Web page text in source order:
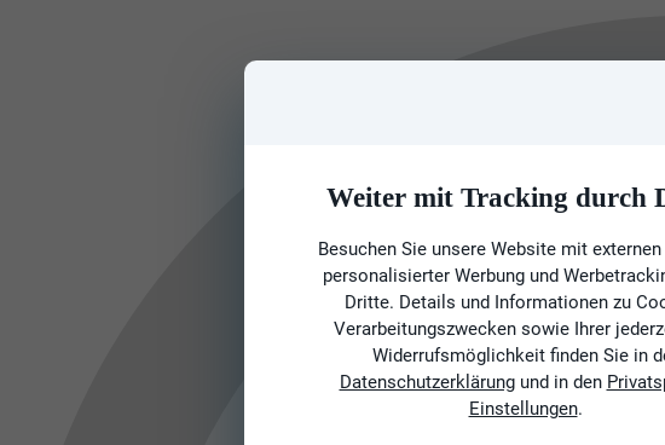
Weiter mit Tracking durch
Besuchen Sie unsere Website mit
personalisierter Werbung und
Dritte. Details und Informationen zu
Verarbeitungszwecken sowie Ihrer
Widerrufsmöglichkeit finden Sie in
Datenschutzerklärungund in den
Einstellungen.